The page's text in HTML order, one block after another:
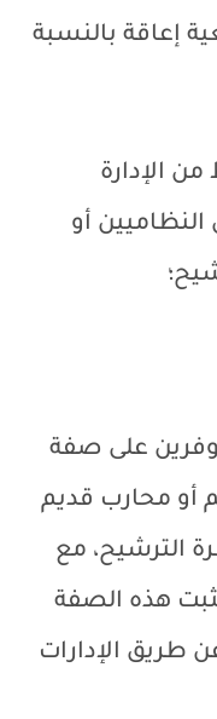
إعاقة بالنسبة
الإدارة
أو
على صفة
أو محارب قديم
الترشيح، مع
هذه الصفة
طريق الإدارات